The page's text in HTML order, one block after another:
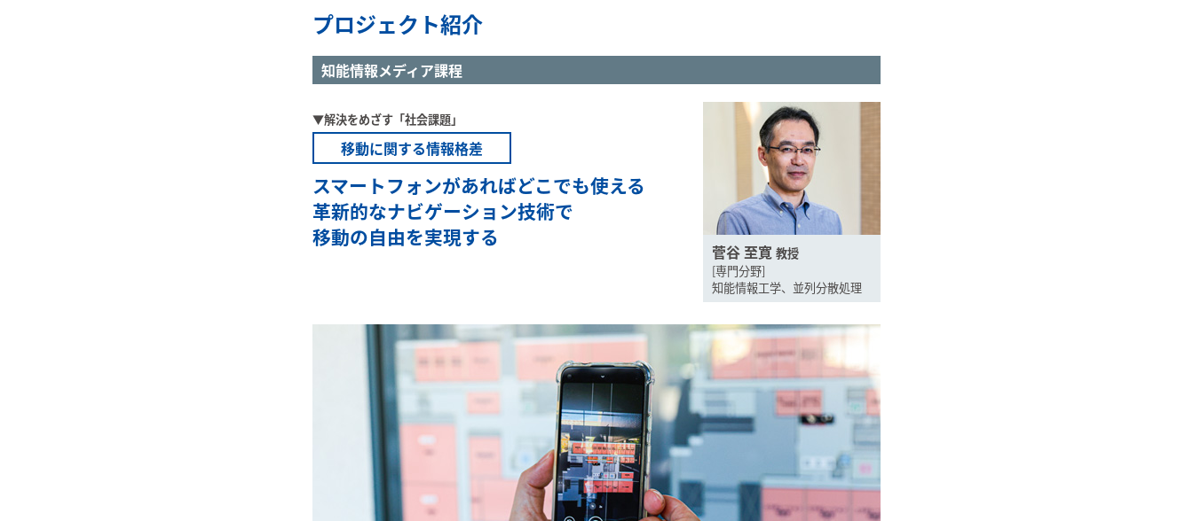
プロジェクト紹介
知能情報メディア課程
菅谷 至寛 教授
[専門分野]
知能情報工学、並列分散処理
▼解決をめざす「社会課題」
移動に関する情報格差
スマートフォンがあればどこでも使える
革新的なナビゲーション技術で
移動の自由を実現する